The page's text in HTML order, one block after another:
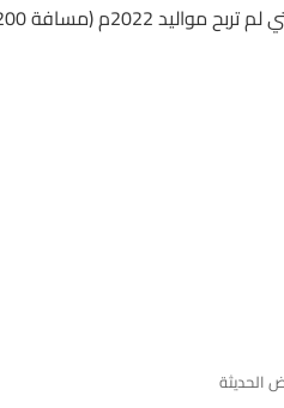
الحديثة